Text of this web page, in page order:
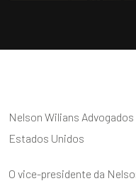
Nelson Wilians
Estados Unidos
O vice-presidente da